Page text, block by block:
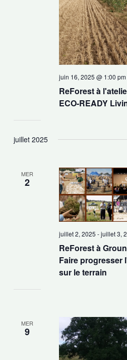
ReForest à
ECO-READY
juin 16, 2025 @ 1:00 pm
juillet 2025
MER
2
ReForest à
Faire progresser
sur le terrain
juillet 2, 2025 -juillet 3,
MER
9